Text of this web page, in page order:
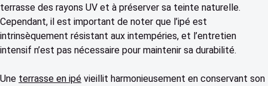
terrasse des rayons UV et à préserver sa teinte naturelle.
Cependant, il est important de noter que l’ipé est
intrinsèquement résistant aux intempéries, et l’entretien
intensif n’est pas nécessaire pour maintenir sa durabilité.
Une terrasse en ipé vieillit harmonieusement en conservant son